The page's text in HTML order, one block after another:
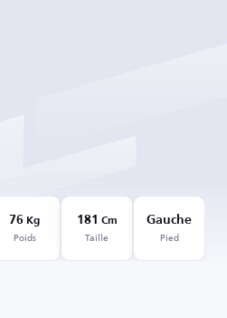
76 Kg
Poids
181 Cm
Taille
Gauche
Pied